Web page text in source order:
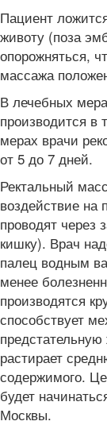
Пациент
животу (поза
опорожняться,
массажа
В лечебных
производится в
мерах врачи
от 5 до 7 дней.
Ректальный
воздействие на
проводят через
кишку). Врач
палец водным
менее
производятся
способствует
растирает
содержимого.
будет
Москвы.